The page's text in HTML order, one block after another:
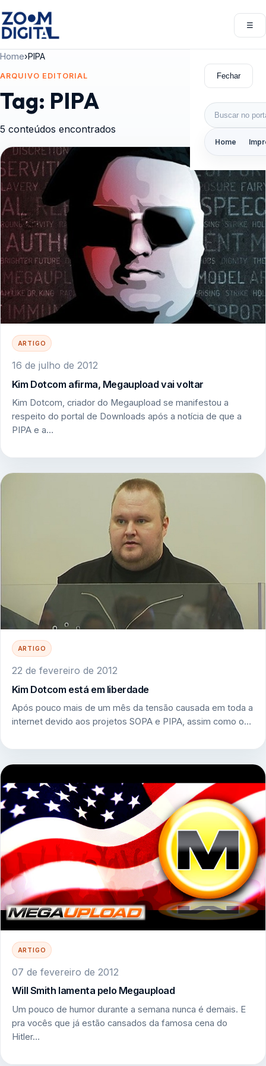
☰
Fechar
Buscar por:
Home
Home›PIPA
ARQUIVO EDITORIAL
Tag: PIPA
5 conteúdos encontrados
ARTIGO
16 de julho de 2012
Kim Dotcom afirma, Megaupload vai voltar
Kim Dotcom, criador do Megaupload se manifestou a
respeito do portal de Downloads após a notícia de que a
PIPA e a…
ARTIGO
22 de fevereiro de 2012
Kim Dotcom está em liberdade
Após pouco mais de um mês da tensão causada em toda a
internet devido aos projetos SOPA e PIPA, assim como o…
ARTIGO
07 de fevereiro de 2012
Will Smith lamenta pelo Megaupload
Um pouco de humor durante a semana nunca é demais. E
pra vocês que já estão cansados da famosa cena do
Hitler…